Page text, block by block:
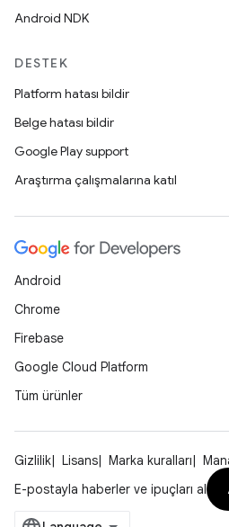
Android NDK
DESTEK
Platform hatası bildir
Belge hatası bildir
Google Play support
Araştırma çalışmalarına katıl
Android
Chrome
Firebase
Google Cloud Platform
Tüm ürünler
Gizlilik Lisans Marka kuralları
E-postayla haberler ve ipuçları al